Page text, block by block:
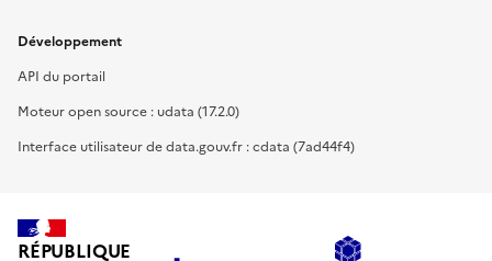
Développement
API du portail
Moteur open source : udata (17.2.0)
Interface utilisateur de data.gouv.fr : cdata (7ad44f4)
RÉPUBLIQUE